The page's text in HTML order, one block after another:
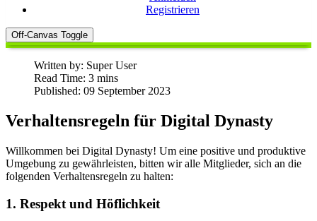
Registrieren
Off-Canvas Toggle
Written by: Super User
Read Time: 3 mins
Published: 09 September 2023
Verhaltensregeln für Digital Dynasty
Willkommen bei Digital Dynasty! Um eine positive und produktive
Umgebung zu gewährleisten, bitten wir alle Mitglieder, sich an die
folgenden Verhaltensregeln zu halten:
1. Respekt und Höflichkeit